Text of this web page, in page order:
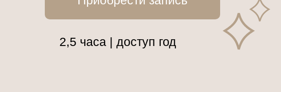
2,5 часа | доступ год